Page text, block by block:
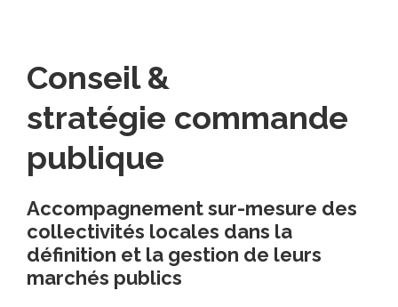
Conseil &
stratégie commande
publique
Accompagnement sur-mesure des
collectivités locales dans la
définition et la gestion de leurs
marchés publics